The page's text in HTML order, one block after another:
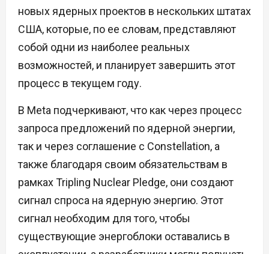
новых ядерных проектов в нескольких штатах
США, которые, по ее словам, представляют
собой одни из наиболее реальных
возможностей, и планирует завершить этот
процесс в текущем году.
В Meta подчеркивают, что как через процесс
запроса предложений по ядерной энергии,
так и через соглашение с Constellation, а
также благодаря своим обязательствам в
рамках Tripling Nuclear Pledge, они создают
сигнал спроса на ядерную энергию. Этот
сигнал необходим для того, чтобы
существующие энергоблоки оставались в